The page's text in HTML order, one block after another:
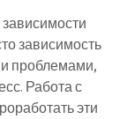
зависимость
проблемами,
Работа с
эти